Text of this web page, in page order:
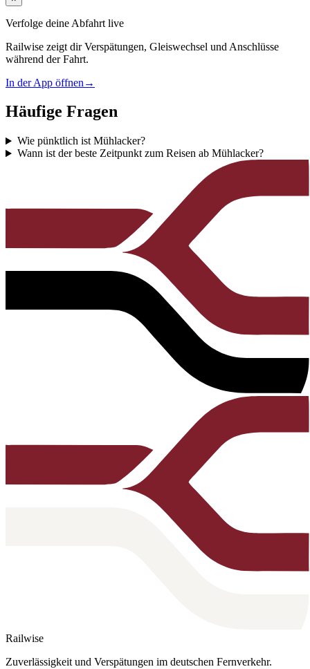
Verfolge deine Abfahrt live
Railwise zeigt dir Verspätungen, Gleiswechsel und Anschlüsse
während der Fahrt.
In der App öffnen →
Häufige Fragen
Wie pünktlich ist Mühlacker?
Wann ist der beste Zeitpunkt zum Reisen ab Mühlacker?
Railwise
Zuverlässigkeit und Verspätungen im deutschen Fernverkehr.